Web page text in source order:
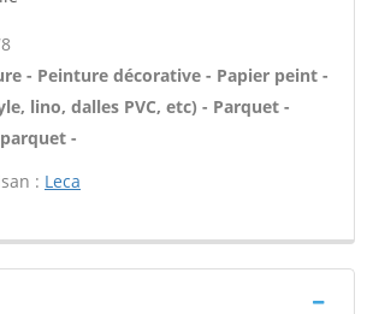
- Peinture décorative - Papier peint -
lino, dalles PVC, etc) - Parquet -
-
: Leca